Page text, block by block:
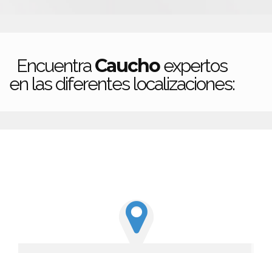
EncuentraCauchoexpertos
en las diferentes localizaciones: